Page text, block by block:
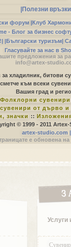
|Полезни връзки|
форум |Клуб
- Блог за бизнес
|Български туризъм|
Гласувайте за нас в
предложения за
info@artex-
хладилник, битови
към всеки
Вашия град и
Фолклорни
от дърво и
значки ::
© 1999 - 2011
artex-studio.com |
е обновена на
Услуги